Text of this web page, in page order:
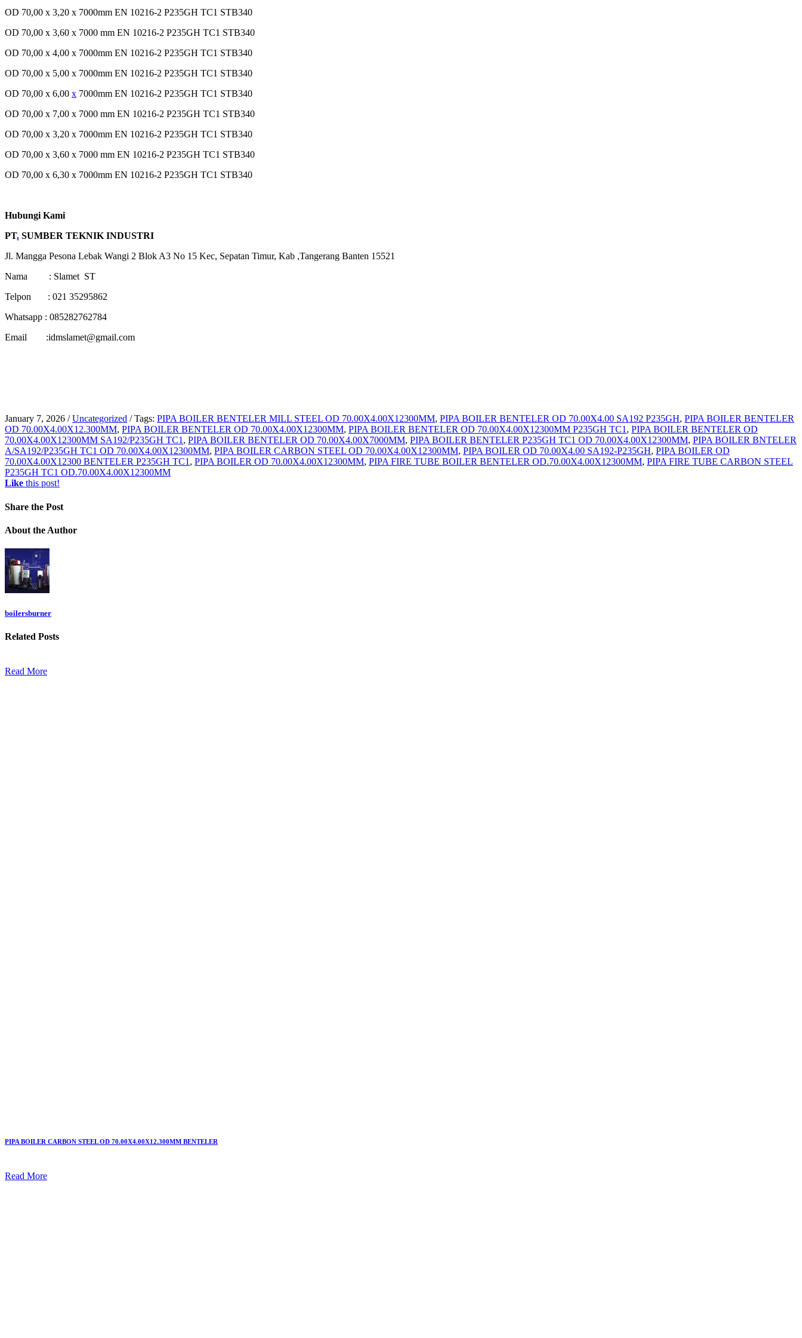
OD 70,00 x 3,20 x 7000mm EN 10216-2 P235GH TC1 STB340
OD 70,00 x 3,60 x 7000 mm EN 10216-2 P235GH TC1 STB340
OD 70,00 x 4,00 x 7000mm EN 10216-2 P235GH TC1 STB340
OD 70,00 x 5,00 x 7000mm EN 10216-2 P235GH TC1 STB340
OD 70,00 x 6,00 x 7000mm EN 10216-2 P235GH TC1 STB340
OD 70,00 x 7,00 x 7000 mm EN 10216-2 P235GH TC1 STB340
OD 70,00 x 3,20 x 7000mm EN 10216-2 P235GH TC1 STB340
OD 70,00 x 3,60 x 7000 mm EN 10216-2 P235GH TC1 STB340
OD 70,00 x 6,30 x 7000mm EN 10216-2 P235GH TC1 STB340
Hubungi Kami
PT. SUMBER TEKNIK INDUSTRI
Jl. Mangga Pesona Lebak Wangi 2 Blok A3 No 15 Kec, Sepatan Timur, Kab ,Tangerang Banten 15521
Nama : Slamet ST
Telpon : 021 35295862
Whatsapp : 085282762784
Email :idmslamet@gmail.com
January 7, 2026 / Uncategorized / Tags: PIPA BOILER BENTELER MILL STEEL OD 70.00X4.00X12300MM, PIPA BOILER BENTELER OD 70.00X4.00 SA192 P235GH, PIPA BOILER BENTELER
OD 70.00X4.00X12.300MM, PIPA BOILER BENTELER OD 70.00X4.00X12300MM, PIPA BOILER BENTELER OD 70.00X4.00X12300MM P235GH TC1 , PIPA BOILER BENTELER OD
70.00X4.00X12300MM SA192/P235GH TC1 , PIPA BOILER BENTELER OD 70.00X4.00X7000MM, PIPA BOILER BENTELER P235GH TC1 OD 70.00X4.00X12300MM, PIPA BOILER BNTELER
A/SA192/P235GH TC1 OD 70.00X4.00X12300MM, PIPA BOILER CARBON STEEL OD 70.00X4.00X12300MM, PIPA BOILER OD 70.00X4.00 SA192-P235GH, PIPA BOILER OD
70.00X4.00X12300 BENTELER P235GH TC1 , PIPA BOILER OD 70.00X4.00X12300MM, PIPA FIRE TUBE BOILER BENTELER OD.70.00X4.00X12300MM, PIPA FIRE TUBE CARBON STEEL
P235GH TC1 OD.70.00X4.00X12300MM
Like this post!
Share the Post
About the Author
boilersburner
Related Posts
Read More
PIPA BOILER CARBON STEEL OD 70.00X4.00X12.300MM BENTELER
Read More